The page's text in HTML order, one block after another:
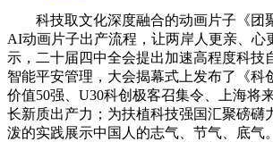
科技取文化深度融合的动画片子《团
AI动画片子出产流程，让两岸人更亲、心
示，二十届四中全会提出加速高程度科技
智能平安管理，大会揭幕式上发布了《科
价值50强、U30科创极客召集令、上海将
长新质出产力；为扶植科技强国汇聚磅礴
泼的实践展示中国人的志气、节气、底气